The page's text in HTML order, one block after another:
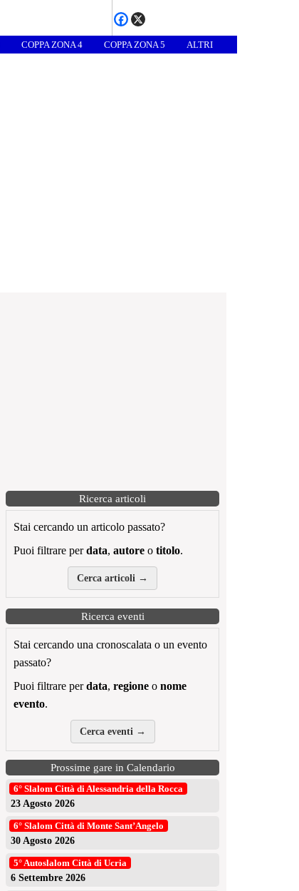
COPPA ZONA 4 COPPA ZONA 5 ALTRI
Ricerca articoli
Stai cercando un articolo passato?
Puoi filtrare perdata, autore o titolo.
Cerca articoli →
Ricerca eventi
Stai cercando una cronoscalata o un evento
passato?
Puoi filtrare perdata, regione o nome
evento.
Cerca eventi →
Prossime gare in Calendario
6° Slalom Città di Alessandria della Rocca
23 Agosto 2026
6° Slalom Città di Monte Sant’Angelo
30 Agosto 2026
5° Autoslalom Città di Ucria
6 Settembre 2026